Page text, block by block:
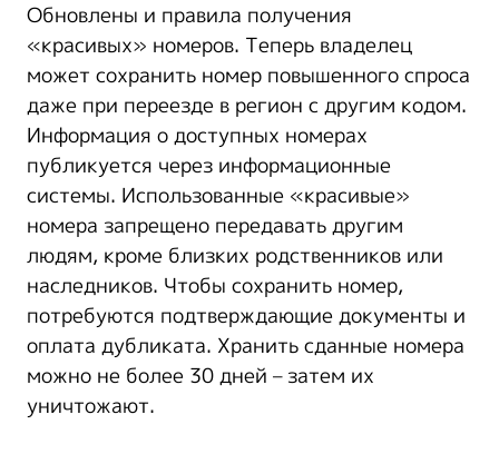
Обновлены и правила получения
«красивых» номеров. Теперь владелец
может сохранить номер повышенного спроса
даже при переезде в регион с другим кодом.
Информация о доступных номерах
публикуется через информационные
системы. Использованные «красивые»
номера запрещено передавать другим
людям, кроме близких родственников или
наследников. Чтобы сохранить номер,
потребуются подтверждающие документы и
оплата дубликата. Хранить сданные номера
можно не более 30 дней – затем их
уничтожают.